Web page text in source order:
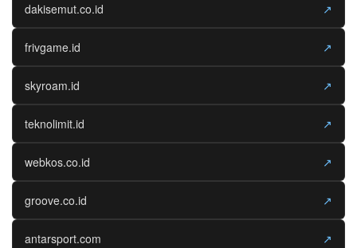
dakisemut.co.id ↗
frivgame.id ↗
skyroam.id ↗
teknolimit.id ↗
webkos.co.id ↗
groove.co.id ↗
antarsport.com ↗